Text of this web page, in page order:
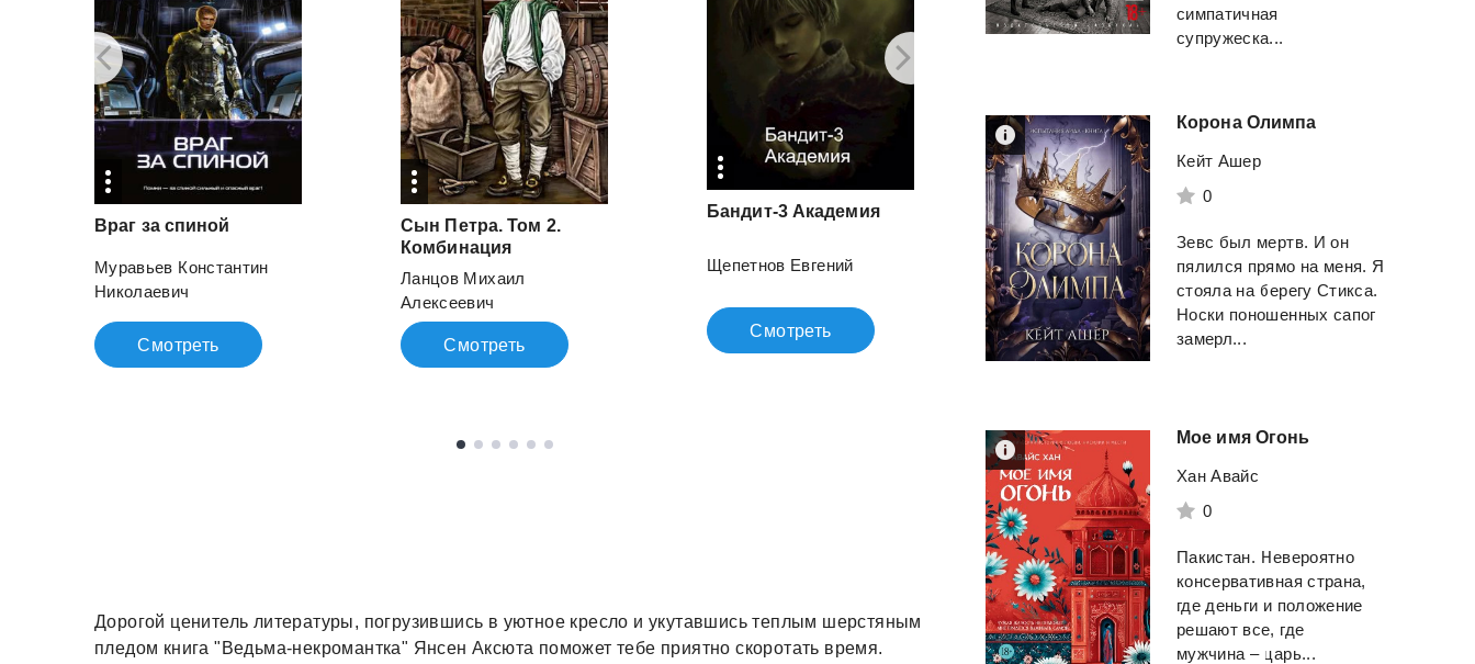
Враг за спиной
Муравьев Константин
Николаевич
Смотреть
Сын Петра. Том 2.
Комбинация
Ланцов Михаил
Алексеевич
Смотреть
Бандит-3 Академия
Щепетнов Евгений
Смотреть
Фрунзе. Том 3.
Польская партия
Ланцов Михаил
Алексеевич
Смотреть
Use
Мерфи Раймонд
Дорогой ценитель литературы, погрузившись в уютное кресло и укутавшись теплым шерстяным
пледом книга "Ведьма-некромантка" Янсен Аксюта поможет тебе приятно скоротать время.
симпатичная
супружеска...
Корона Олимпа
Кейт Ашер
0
Зевс был мертв. И он
пялился прямо на меня. Я
стояла на берегу Стикса.
Носки поношенных сапог
замерл...
Мое имя Огонь
Хан Авайс
0
Пакистан. Невероятно
консервативная страна,
где деньги и положение
решают все, где
мужчина – царь...